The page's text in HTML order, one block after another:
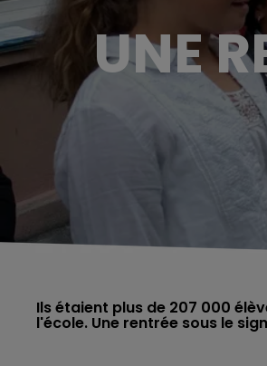
UNE
Ils étaient plus de 207 000
l'école. Une rentrée sous le